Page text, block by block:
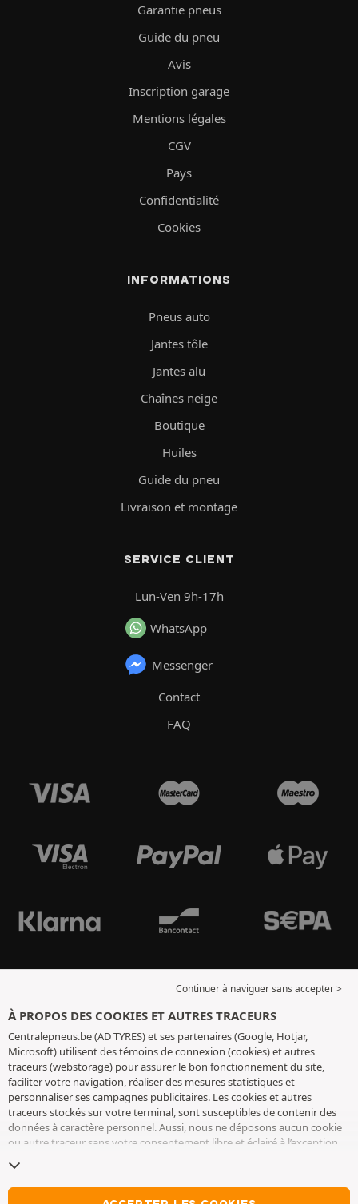
Garantie pneus
Guide du pneu
Avis
Inscription garage
Mentions légales
CGV
Pays
Confidentialité
Cookies
INFORMATIONS
Pneus auto
Jantes tôle
Jantes alu
Chaînes neige
Boutique
Huiles
Guide du pneu
Livraison et montage
SERVICE CLIENT
Lun-Ven 9h-17h
WhatsApp
Messenger
Contact
FAQ
Continuer à naviguer sans accepter >
À PROPOS DES COOKIES ET AUTRES TRACEURS
Centralepneus.be (AD TYRES) et ses partenaires (Google, Hotjar,
Microsoft) utilisent des témoins de connexion (cookies) et autres
traceurs (webstorage) pour assurer le bon fonctionnement du site,
faciliter votre navigation, réaliser des mesures statistiques et
personnaliser ses campagnes publicitaires. Les cookies et autres
traceurs stockés sur votre terminal, sont susceptibles de contenir des
données à caractère personnel. Aussi, nous ne déposons aucun cookie
ou autre traceur sans votre consentement libre et éclairé à l’exception
conservons votre choix pendant 6 mois. Vous pouvez retirer votre
consentement à tout moment en vous rendant sur lapage cookies et